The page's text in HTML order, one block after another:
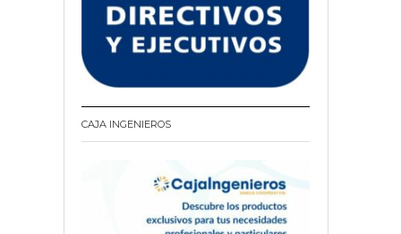
CAJA INGENIEROS